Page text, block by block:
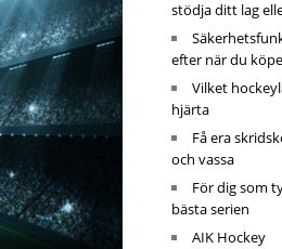
stödja ditt lag
efter när du
Vilket
hjärta
Få era
och vassa
För dig som
bästa serien
AIK Hockey